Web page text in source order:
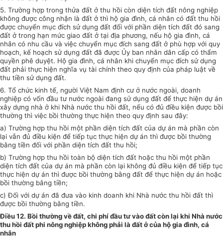
5. Trường hợp trong thửa đất ở thu hồi còn diện tích đất nông nghiệp
không được công nhận là đất ở thì hộ gia đình, cá nhân có đất thu hồi
được chuyển mục đích sử dụng đất đối với phần diện tích đất đó sang
đất ở trong hạn mức giao đất ở tại địa phương, nếu hộ gia đình, cá
nhân có nhu cầu và việc chuyển mục đích sang đất ở phù hợp với quy
hoạch, kế hoạch sử dụng đất đã được Ủy ban nhân dân cấp có thẩm
quyền phê duyệt. Hộ gia đình, cá nhân khi chuyển mục đích sử dụng
đất phải thực hiện nghĩa vụ tài chính theo quy định của pháp luật về
thu tiền sử dụng đất.
6. Tổ chức kinh tế, người Việt Nam định cư ở nước ngoài, doanh
nghiệp có vốn đầu tư nước ngoài đang sử dụng đất để thực hiện dự án
xây dựng nhà ở khi Nhà nước thu hồi đất, nếu có đủ điều kiện được bồi
thường thì việc bồi thường thực hiện theo quy định sau đây:
a) Trường hợp thu hồi một phần diện tích đất của dự án mà phần còn
lại vẫn đủ điều kiện để tiếp tục thực hiện dự án thì được bồi thường
bằng tiền đối với phần diện tích đất thu hồi;
b) Trường hợp thu hồi toàn bộ diện tích đất hoặc thu hồi một phần
diện tích đất của dự án mà phần còn lại không đủ điều kiện để tiếp tục
thực hiện dự án thì được bồi thường bằng đất để thực hiện dự án hoặc
bồi thường bằng tiền;
c) Đối với dự án đã đưa vào kinh doanh khi Nhà nước thu hồi đất thì
được bồi thường bằng tiền.
Điều 12. Bồi thường về đất, chi phí đầu tư vào đất còn lại khi Nhà nước
thu hồi đất phi nông nghiệp không phải là đất ở của hộ gia đình, cá
nhân